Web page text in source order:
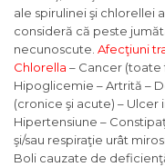
ale spirulinei şi chlorellei
consideră că peste
necunoscute. Afecţiuni
Chlorella – Cancer
Hipoglicemie – Artrită –
(cronice şi acute) – Ulcer
Hipertensiune –
şi/sau respiraţie urât
Boli cauzate de